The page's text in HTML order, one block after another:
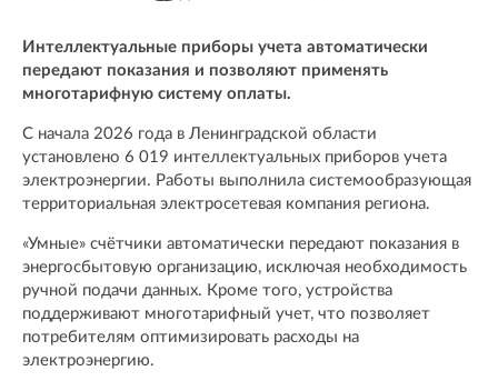
Интеллектуальные приборы учета автоматически
передают показания и позволяют применять
многотарифную систему оплаты.
С начала 2026 года в Ленинградской области
установлено 6 019 интеллектуальных приборов учета
электроэнергии. Работы выполнила системообразующая
территориальная электросетевая компания региона.
«Умные» счётчики автоматически передают показания в
энергосбытовую организацию, исключая необходимость
ручной подачи данных. Кроме того, устройства
поддерживают многотарифный учет, что позволяет
потребителям оптимизировать расходы на
электроэнергию.